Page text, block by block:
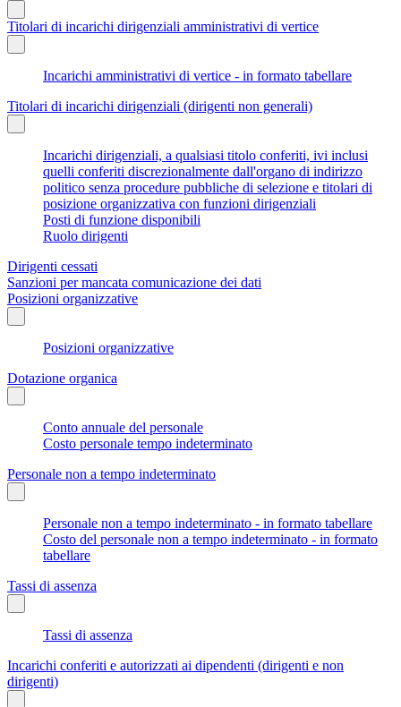
Titolari di incarichi dirigenziali amministrativi di vertice
Incarichi amministrativi di vertice - in formato tabellare
Titolari di incarichi dirigenziali (dirigenti non generali)
Incarichi dirigenziali, a qualsiasi titolo conferiti, ivi inclusi
quelli conferiti discrezionalmente dall'organo di indirizzo
politico senza procedure pubbliche di selezione e titolari di
posizione organizzativa con funzioni dirigenziali
Posti di funzione disponibili
Ruolo dirigenti
Dirigenti cessati
Sanzioni per mancata comunicazione dei dati
Posizioni organizzative
Posizioni organizzative
Dotazione organica
Conto annuale del personale
Costo personale tempo indeterminato
Personale non a tempo indeterminato
Personale non a tempo indeterminato - in formato tabellare
Costo del personale non a tempo indeterminato - in formato
tabellare
Tassi di assenza
Tassi di assenza
Incarichi conferiti e autorizzati ai dipendenti (dirigenti e non
dirigenti)